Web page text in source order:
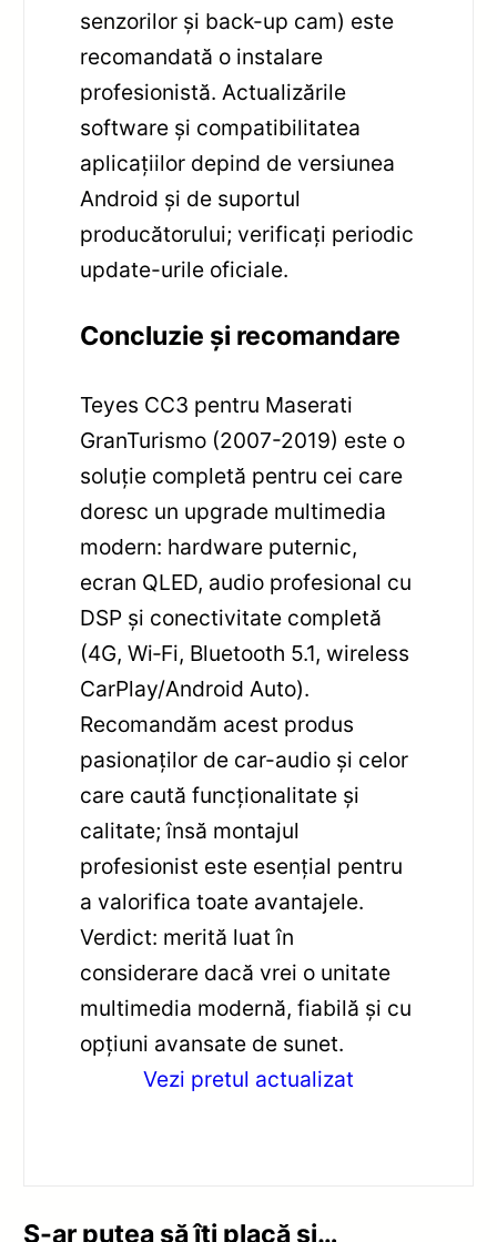
senzorilor și back-up cam) este
recomandată o instalare
profesionistă. Actualizările
software și compatibilitatea
aplicațiilor depind de versiunea
Android și de suportul
producătorului; verificați periodic
update-urile oficiale.
Concluzie și recomandare
Teyes CC3 pentru Maserati
GranTurismo (2007-2019) este o
soluție completă pentru cei care
doresc un upgrade multimedia
modern: hardware puternic,
ecran QLED, audio profesional cu
DSP și conectivitate completă
(4G, Wi‑Fi, Bluetooth 5.1, wireless
CarPlay/Android Auto).
Recomandăm acest produs
pasionaților de car-audio și celor
care caută funcționalitate și
calitate; însă montajul
profesionist este esențial pentru
a valorifica toate avantajele.
Verdict: merită luat în
considerare dacă vrei o unitate
multimedia modernă, fiabilă și cu
opțiuni avansate de sunet.
Vezi pretul actualizat
S-ar putea să îți placă și…